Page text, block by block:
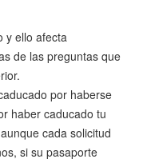
y ello afecta
de las preguntas que
por haberse
haber caducado tu
cada solicitud
si su pasaporte